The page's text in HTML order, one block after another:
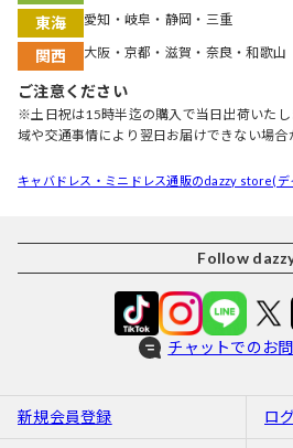
東海 愛知・岐阜・静岡・三重
関西 大阪・京都・滋賀・奈良・和歌山
ご注意ください
※土日祝は15時半迄の購入で当日出荷いた
域や交通事情により翌日お届けできない場合
キャバドレス・ミニドレス通販のdazzy store(デ
Follow
チャットでのお
新規会員登録 ロ